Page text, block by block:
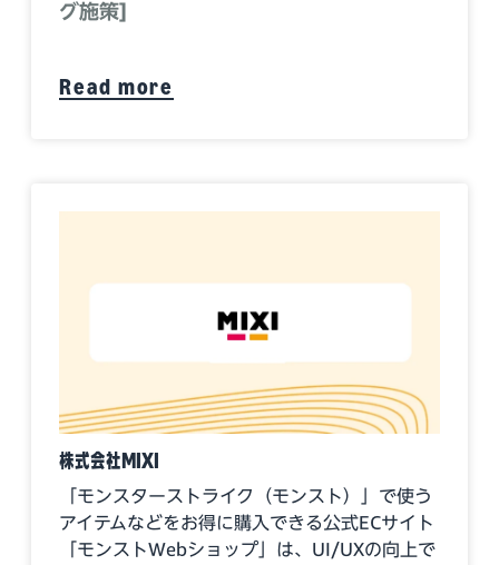
グ施策]
Read more
株式会社MIXI
「モンスターストライク（モンスト）」で使う
アイテムなどをお得に購入できる公式ECサイト
「モンストWebショップ」は、UI/UXの向上で